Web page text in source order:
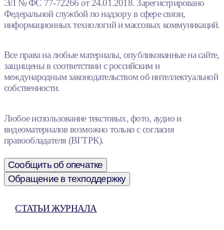
ЭЛ № ФС 77-72266 от 24.01.2018. Зарегистрировано
Федеральной службой по надзору в сфере связи,
информационных технологий и массовых коммуникаций.
Все права на любые материалы, опубликованные на сайте,
защищены в соответствии с российским и
международным законодательством об интеллектуальной
собственности.
Любое использование текстовых, фото, аудио и
видеоматериалов возможно только с согласия
правообладателя (ВГТРК).
Сообщить об опечатке
Обращение в техподдержку
СТАТЬИ ЖУРНАЛА